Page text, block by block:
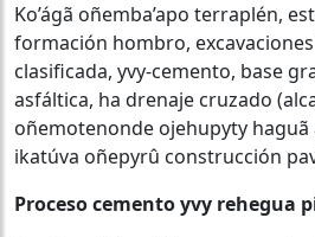
Ko’ágã oñemba’apo terraplén,
formación hombro,
clasificada, yvy-cemento, base
asfáltica, ha drenaje cruzado
oñemotenonde ojehupyty
ikatúva oñepyrû construcción
Proceso cemento yvy rehegua